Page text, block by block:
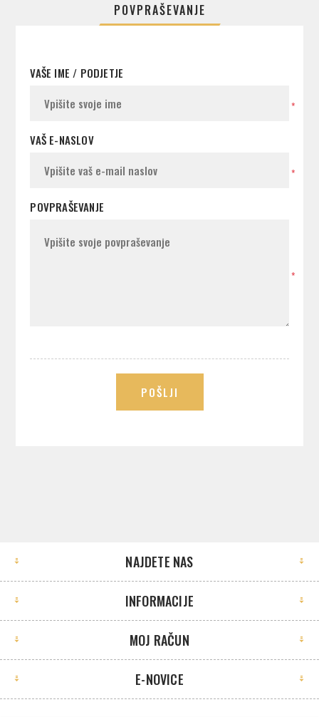
POVPRAŠEVANJE
VAŠE IME / PODJETJE
*
VAŠ E-NASLOV
*
POVPRAŠEVANJE
*
POŠLJI
NAJDETE NAS
INFORMACIJE
MOJ RAČUN
E-NOVICE